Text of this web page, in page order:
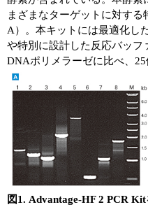
アプリケーションノート
プロトコール集
ユーザーズボイス集
動画ライブラリー
Q&A
まざまなターゲットに対す
A）。本キットには最適化し
や特別に設計した反応バッ
DNAポリメラーゼに比べ、25
図1. Advantage-HF 2 PCR